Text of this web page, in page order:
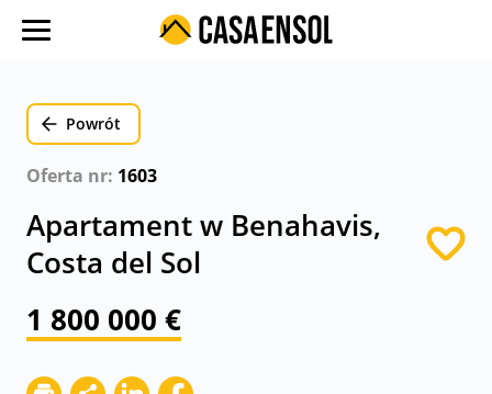
Oferty w regionach
Ulubione oferty
Koszty
Kontakt
Powrót
Oferta nr: 1603
Apartament w Benahavis,
Costa del Sol
1 800 000 €